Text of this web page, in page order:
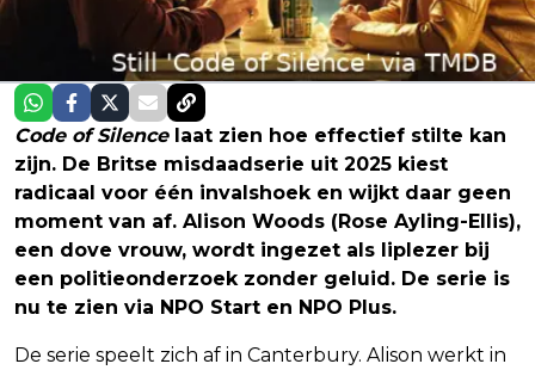
Code of Silencelaat zien hoe effectief stilte kan
zijn. De Britse misdaadserie uit 2025 kiest
radicaal voor één invalshoek en wijkt daar geen
moment van af. Alison Woods (Rose Ayling-Ellis),
een dove vrouw, wordt ingezet als liplezer bij
een politieonderzoek zonder geluid. De serie is
nu te zien via NPO Start en NPO Plus.
De serie speelt zich af in Canterbury. Alison werkt in